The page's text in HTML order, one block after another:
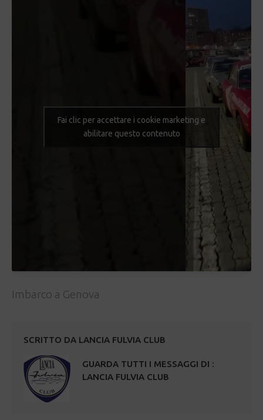
Fai clic per accettare i cookie marketing e
abilitare questo contenuto
Imbarco a Genova
SCRITTO DA LANCIA FULVIA CLUB
GUARDA TUTTI I MESSAGGI DI :
LANCIA FULVIA CLUB